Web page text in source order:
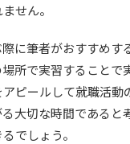
せん。
に筆者がおすすめす
所で実習すること
ピールして就職活
大切な時間である
でしょう。